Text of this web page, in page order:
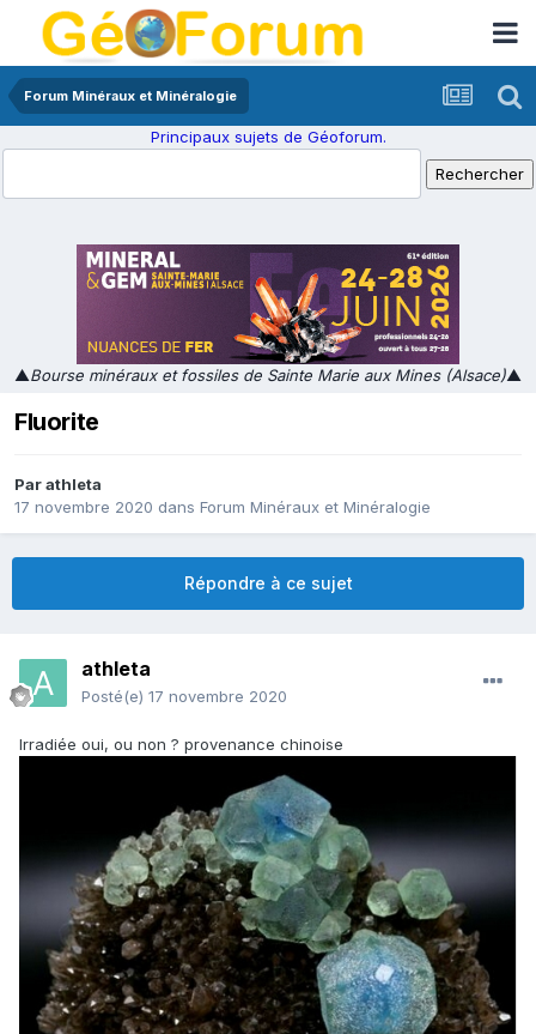
Forum Minéraux et Minéralogie
Principaux sujets de Géoforum.
▲Bourse minéraux et fossiles de Sainte Marie aux Mines (Alsace)▲
Fluorite
Parathleta
17 novembre 2020 dans Forum Minéraux et Minéralogie
Répondre à ce sujet
athleta
Posté(e) 17 novembre 2020
Irradiée oui, ou non ? provenance chinoise